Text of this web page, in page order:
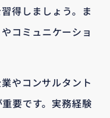
得しましょう。ま
コミュニケーショ
やコンサルタント
要です。実務経験